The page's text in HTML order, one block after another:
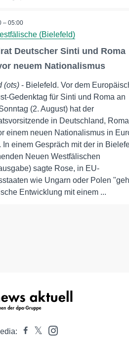
– 05:00
(Bielefeld)
Deutscher Sinti und Roma
neuem Nationalismus
(ots) - Bielefeld. Vor dem
Gedenktag für Sinti und Roma an
(2. August) hat der
in Deutschland,
einem neuen Nationalismus in
In einem Gespräch mit der in
Neuen Westfälischen
sagte Rose, in EU-
wie Ungarn oder Polen
Entwicklung mit einem ...